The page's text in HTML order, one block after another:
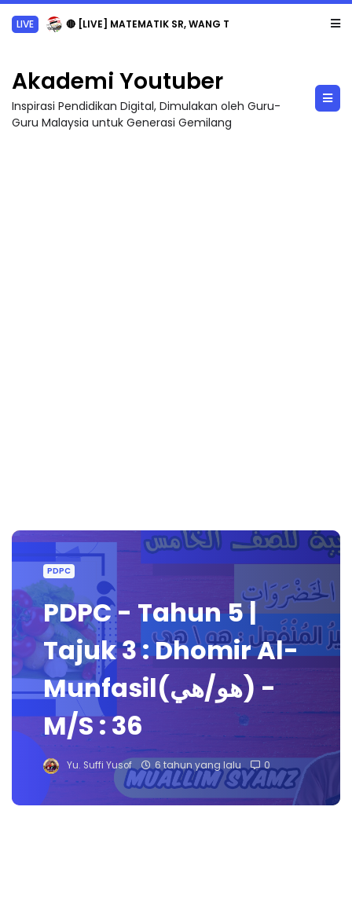
LIVE 🔴 [LIVE] MATEMATIK SR, WANG TAHUN 6 OLEH CIKGU ANITA #ALLINONE #141 #...
Akademi Youtuber
Inspirasi Pendidikan Digital, Dimulakan oleh Guru-
Guru Malaysia untuk Generasi Gemilang
PDPC
PDPC - Tahun 5 |
Tajuk 3 : Dhomir Al-
Munfasil(هو/هي) -
M/S : 36
Yu. Suffi Yusof 6 tahun yang lalu 0